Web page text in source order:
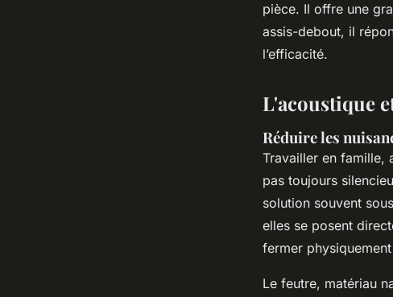
pièce. Il offre une
assis-debout, il
l’efficacité.
L'acoustique
Réduire les
Travailler en famille,
pas toujours
solution souvent
elles se posent
fermer physiquement
Le feutre, matériau